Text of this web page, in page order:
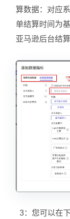
算数据：对应
单结算时间为
亚马逊后台结
3：您可以在